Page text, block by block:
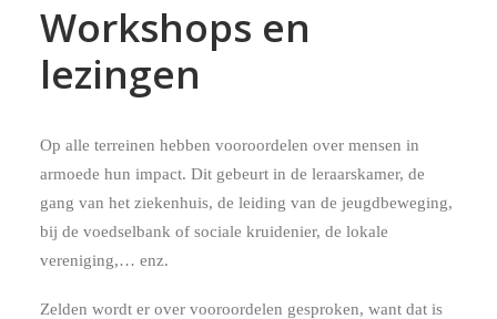
Workshops en
lezingen
Op alle terreinen hebben vooroordelen over mensen in
armoede hun impact. Dit gebeurt in de leraarskamer, de
gang van het ziekenhuis, de leiding van de jeugdbeweging,
bij de voedselbank of sociale kruidenier, de lokale
vereniging,… enz.
Zelden wordt er over vooroordelen gesproken, want dat is